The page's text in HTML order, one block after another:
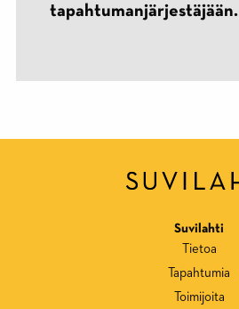
tapahtumanjärjestäjään.
Suvilahti
Tietoa
Tapahtumia
Toimijoita